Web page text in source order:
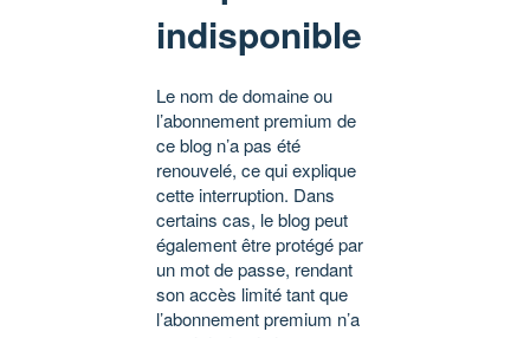
indisponible
Le nom de domaine ou
l’abonnement premium de
ce blog n’a pas été
renouvelé, ce qui explique
cette interruption. Dans
certains cas, le blog peut
également être protégé par
un mot de passe, rendant
son accès limité tant que
l’abonnement premium n’a